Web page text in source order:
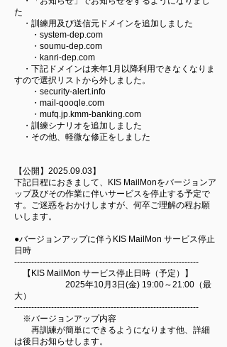
た
・訓練用及び送信元ドメインを追加しました
・system-dep.com
・soumu-dep.com
・kanri-dep.com
・下記ドメインは来年1月以降利用できなくなりま
すので選択リストから外しました。
・security-alert.info
・mail-qooqle.com
・mufq.jp.kmm-banking.com
・訓練シナリオを追加しました
・その他、軽微な修正をしました
【公開】2025.09.03】
下記日程におきまして、KIS MailMonをバージョンア
ップ及びその作業に伴いサービスを停止する予定で
す。ご迷惑をおかけしますが、何卒ご理解の程お願
いします。
●バージョンアップに伴うKIS MailMon サービス停止
日時
-----------------------------------------------------------------
【KIS MailMon サービス停止日時（予定）】
2025年10月3日(金) 19:00～21:00（最
大）
-----------------------------------------------------------------
※バージョンアップ内容
再訓練が簡単にできるようになります他、詳細
は後日お知らせします。